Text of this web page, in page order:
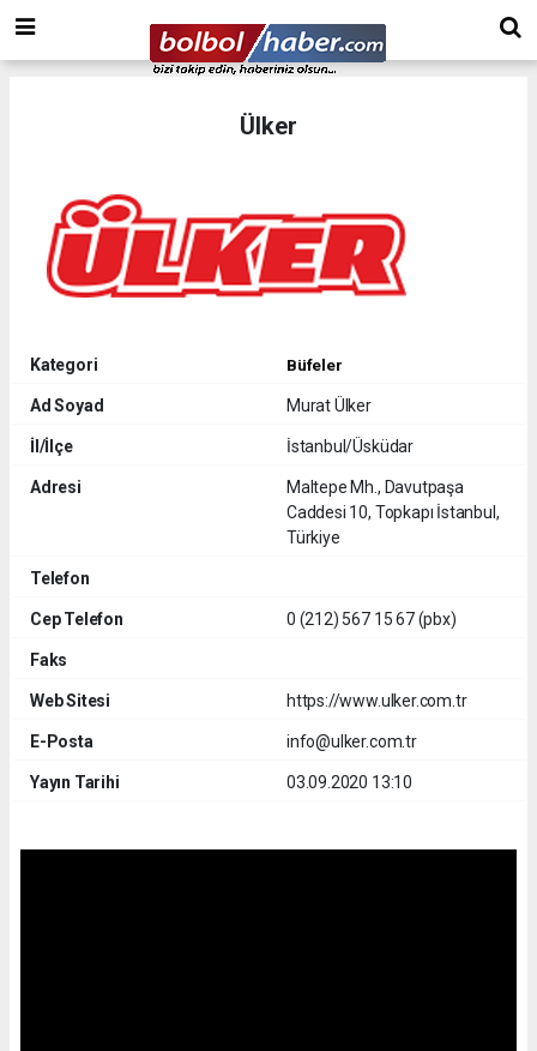
Ülker
Kategori Büfeler
Ad Soyad Murat Ülker
İl/İlçe İstanbul/Üsküdar
Adresi
Maltepe Mh., Davutpaşa
Caddesi 10, Topkapı İstanbul,
Türkiye
Telefon
Cep Telefon 0 (212) 567 15 67 (pbx)
Faks
Web Sitesi https://www.ulker.com.tr
E-Posta info@ulker.com.tr
Yayın Tarihi 03.09.2020 13:10